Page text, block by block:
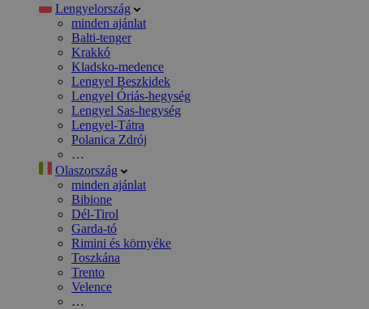
Lengyelország
minden ajánlat
Balti-tenger
Krakkó
Kladsko-medence
Lengyel Beszkidek
Lengyel Óriás-hegység
Lengyel Sas-hegység
Lengyel-Tátra
Polanica Zdrój
…
Olaszország
minden ajánlat
Bibione
Dél-Tirol
Garda-tó
Rimini és környéke
Toszkána
Trento
Velence
…